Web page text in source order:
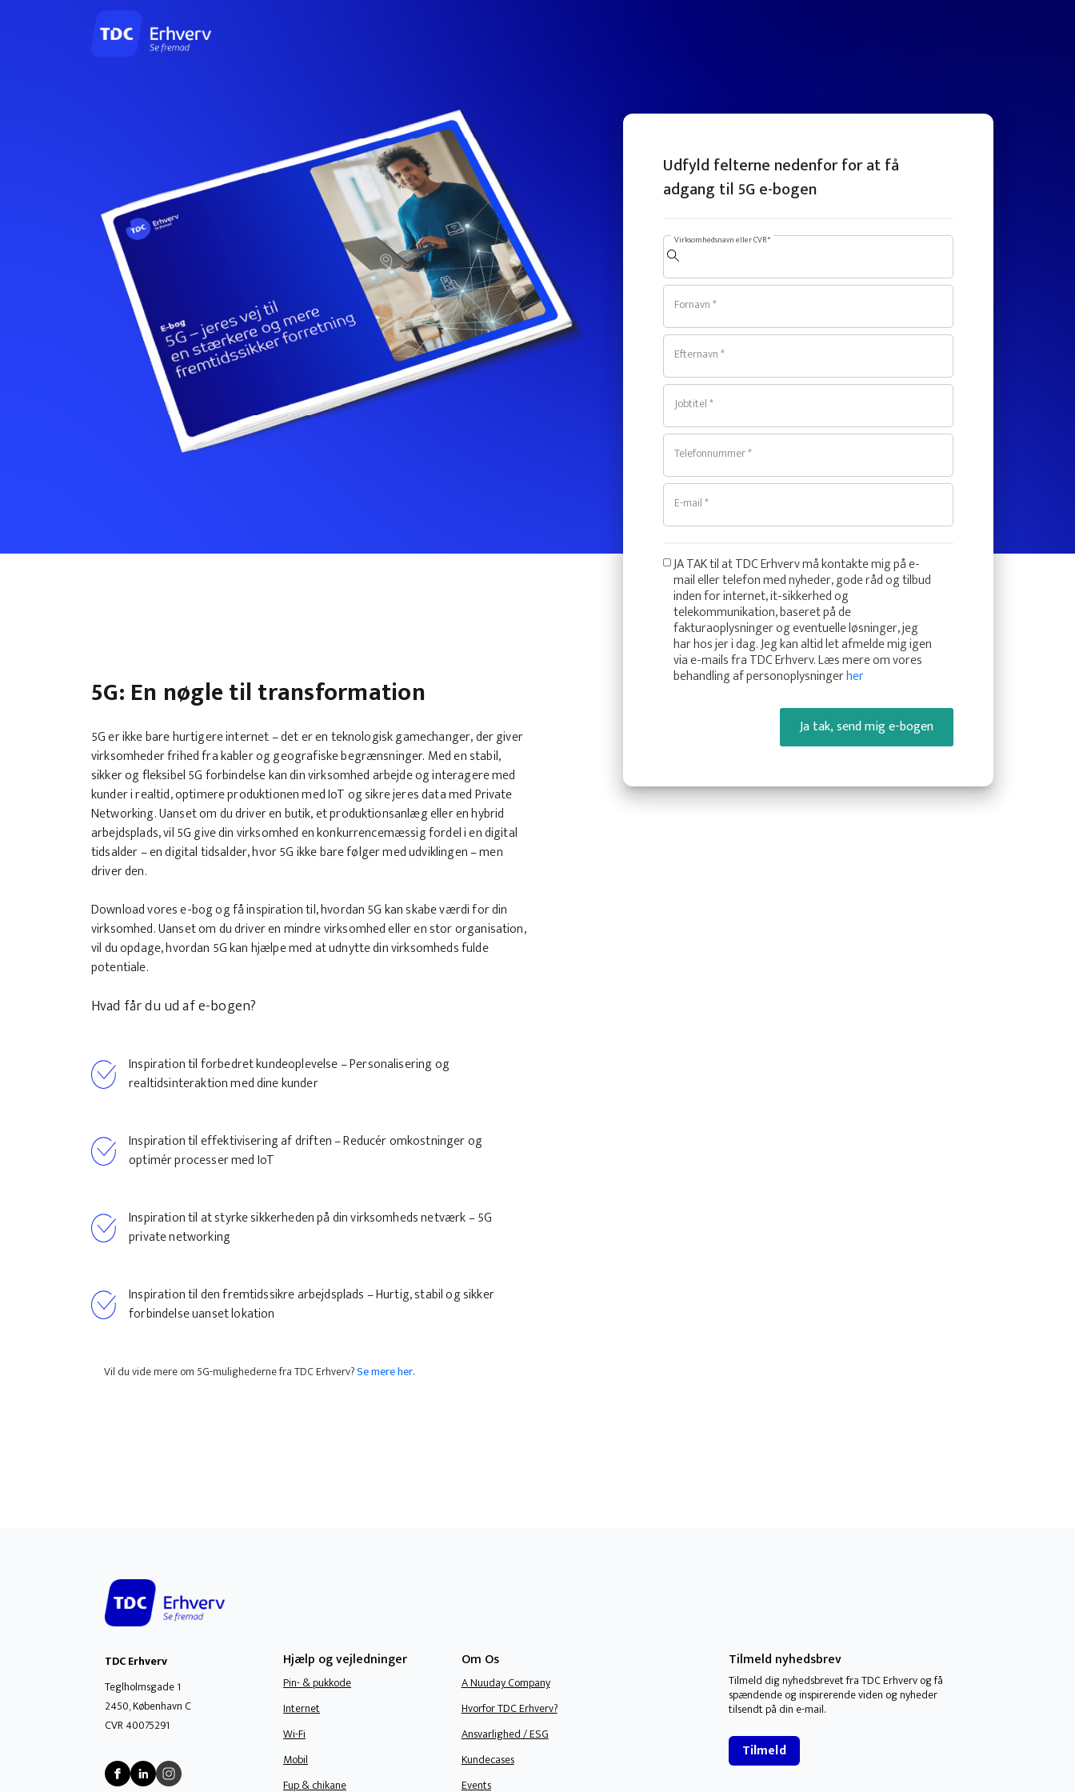
Udfyld felterne nedenfor for at få
adgang til 5G e-bogen
Virksomhedsnavn eller CVR *
Fornavn *
Efternavn *
Jobtitel *
Telefonnummer *
E-mail *
JA TAK til at TDC Erhverv må kontakte mig på e-
mail eller telefon med nyheder, gode råd og tilbud
inden for internet, it-sikkerhed og
telekommunikation, baseret på de
fakturaoplysninger og eventuelle løsninger, jeg
har hos jer i dag. Jeg kan altid let afmelde mig igen
via e-mails fra TDC Erhverv. Læs mere om vores
behandling af personoplysningerher
Ja tak, send mig e-bogen
5G: En nøgle til transformation
5G er ikke bare hurtigere internet – det er en teknologisk gamechanger, der giver
virksomheder frihed fra kabler og geografiske begrænsninger. Med en stabil,
sikker og fleksibel 5G forbindelse kan din virksomhed arbejde og interagere med
kunder i realtid, optimere produktionen med IoT og sikre jeres data med Private
Networking. Uanset om du driver en butik, et produktionsanlæg eller en hybrid
arbejdsplads, vil 5G give din virksomhed en konkurrencemæssig fordel i en digital
tidsalder – en digital tidsalder, hvor 5G ikke bare følger med udviklingen – men
driver den.
Download vores e-bog og få inspiration til, hvordan 5G kan skabe værdi for din
virksomhed. Uanset om du driver en mindre virksomhed eller en stor organisation,
vil du opdage, hvordan 5G kan hjælpe med at udnytte din virksomheds fulde
potentiale.
Hvad får du ud af e-bogen?
Inspiration til forbedret kundeoplevelse – Personalisering og
realtidsinteraktion med dine kunder
Inspiration til effektivisering af driften – Reducér omkostninger og
optimér processer med IoT
Inspiration til at styrke sikkerheden på din virksomheds netværk – 5G
private networking
Inspiration til den fremtidssikre arbejdsplads – Hurtig, stabil og sikker
forbindelse uanset lokation
Vil du vide mere om 5G-mulighederne fra TDC Erhverv?Se mere her.
TDC Erhverv
Teglholmsgade 1
2450, København C
CVR 40075291
Hjælp og vejledninger
Pin- & pukkode
Internet
Wi-Fi
Mobil
Fup & chikane
Om Os
A Nuuday Company
Hvorfor TDC Erhverv?
Ansvarlighed / ESG
Kundecases
Events
Tilmeld nyhedsbrev
Tilmeld dig nyhedsbrevet fra TDC Erhverv og få
spændende og inspirerende viden og nyheder
tilsendt på din e-mail.
Tilmeld